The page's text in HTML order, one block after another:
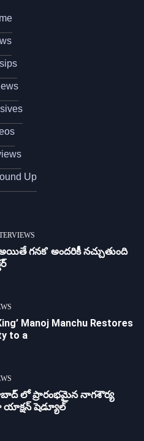
Up
గ‌న‌క‌’ అందరికీ నచ్చుతుంది
Manoj Manchu Restores
to a
లో ప్రారంభమైన నాగశౌర్య
షెడ్యూల్